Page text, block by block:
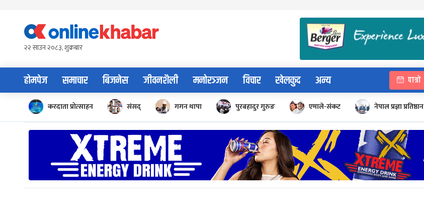
content२२ साउन २०८३, शुक्रबार
होमपेज समाचार बिजनेस जीवनशैली मनोरञ्जन विचार खेलकुद अन्य पात्रो
करदाता प्रोत्साहन संसद् गगन थापा पुरबहादुर गुरुङ एमाले-संकट नेपाल प्रज्ञा प्रतिष्ठान